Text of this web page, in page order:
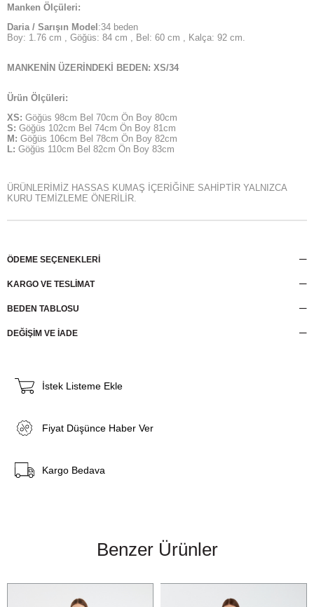
Manken Ölçüleri:
Daria / Sarışın Model :34 beden
Boy: 1.76 cm , Göğüs: 84 cm , Bel: 60 cm , Kalça: 92 cm.
MANKENİN ÜZERİNDEKİ BEDEN: XS/34
Ürün Ölçüleri:
XS: Göğüs 98cm Bel 70cm Ön Boy 80cm
S: Göğüs 102cm Bel 74cm Ön Boy 81cm
M: Göğüs 106cm Bel 78cm Ön Boy 82cm
L: Göğüs 110cm Bel 82cm Ön Boy 83cm
ÜRÜNLERİMİZ HASSAS KUMAŞ İÇERİĞİNE SAHİPTİR YALNIZCA
KURU TEMİZLEME ÖNERİLİR.
ÖDEME SEÇENEKLERI
KARGO VE TESLİMAT
BEDEN TABLOSU
DEĞİŞİM VE İADE
İstek Listeme Ekle
Fiyat Düşünce Haber Ver
Kargo Bedava
Benzer Ürünler